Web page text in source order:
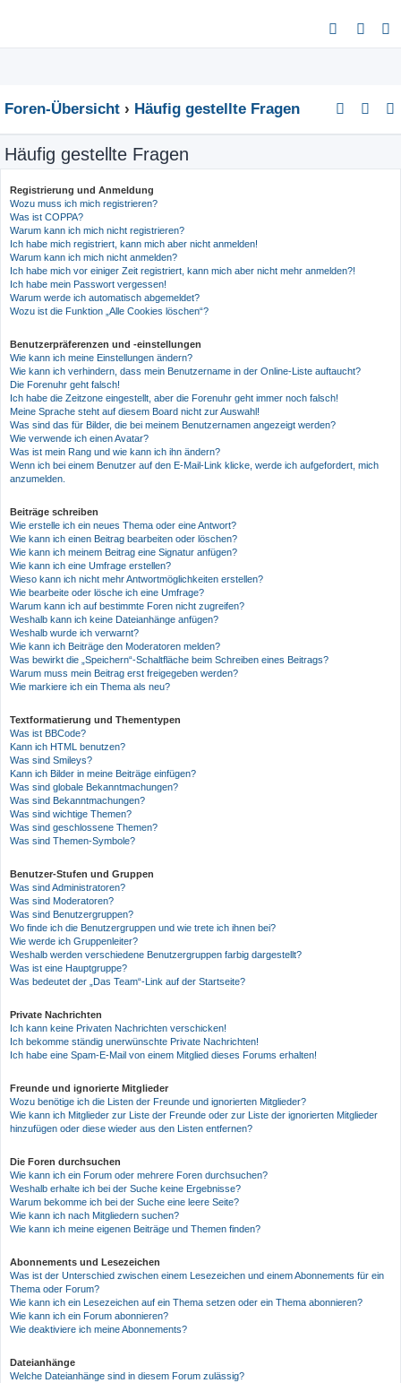
u
e
Foren-Übersicht Häufig gestellte Fragen
Häufig gestellte Fragen
Registrierung und Anmeldung
Wozu muss ich mich registrieren?
Was ist COPPA?
Warum kann ich mich nicht registrieren?
Ich habe mich registriert, kann mich aber nicht anmelden!
Warum kann ich mich nicht anmelden?
Ich habe mich vor einiger Zeit registriert, kann mich aber nicht mehr anmelden?!
Ich habe mein Passwort vergessen!
Warum werde ich automatisch abgemeldet?
Wozu ist die Funktion „Alle Cookies löschen“?
Benutzerpräferenzen und -einstellungen
Wie kann ich meine Einstellungen ändern?
Wie kann ich verhindern, dass mein Benutzername in der Online-Liste auftaucht?
Die Forenuhr geht falsch!
Ich habe die Zeitzone eingestellt, aber die Forenuhr geht immer noch falsch!
Meine Sprache steht auf diesem Board nicht zur Auswahl!
Was sind das für Bilder, die bei meinem Benutzernamen angezeigt werden?
Wie verwende ich einen Avatar?
Was ist mein Rang und wie kann ich ihn ändern?
Wenn ich bei einem Benutzer auf den E-Mail-Link klicke, werde ich aufgefordert, mich
anzumelden.
Beiträge schreiben
Wie erstelle ich ein neues Thema oder eine Antwort?
Wie kann ich einen Beitrag bearbeiten oder löschen?
Wie kann ich meinem Beitrag eine Signatur anfügen?
Wie kann ich eine Umfrage erstellen?
Wieso kann ich nicht mehr Antwortmöglichkeiten erstellen?
Wie bearbeite oder lösche ich eine Umfrage?
Warum kann ich auf bestimmte Foren nicht zugreifen?
Weshalb kann ich keine Dateianhänge anfügen?
Weshalb wurde ich verwarnt?
Wie kann ich Beiträge den Moderatoren melden?
Was bewirkt die „Speichern“-Schaltfläche beim Schreiben eines Beitrags?
Warum muss mein Beitrag erst freigegeben werden?
Wie markiere ich ein Thema als neu?
Textformatierung und Thementypen
Was ist BBCode?
Kann ich HTML benutzen?
Was sind Smileys?
Kann ich Bilder in meine Beiträge einfügen?
Was sind globale Bekanntmachungen?
Was sind Bekanntmachungen?
Was sind wichtige Themen?
Was sind geschlossene Themen?
Was sind Themen-Symbole?
Benutzer-Stufen und Gruppen
Was sind Administratoren?
Was sind Moderatoren?
Was sind Benutzergruppen?
Wo finde ich die Benutzergruppen und wie trete ich ihnen bei?
Wie werde ich Gruppenleiter?
Weshalb werden verschiedene Benutzergruppen farbig dargestellt?
Was ist eine Hauptgruppe?
Was bedeutet der „Das Team“-Link auf der Startseite?
Private Nachrichten
Ich kann keine Privaten Nachrichten verschicken!
Ich bekomme ständig unerwünschte Private Nachrichten!
Ich habe eine Spam-E-Mail von einem Mitglied dieses Forums erhalten!
Freunde und ignorierte Mitglieder
Wozu benötige ich die Listen der Freunde und ignorierten Mitglieder?
Wie kann ich Mitglieder zur Liste der Freunde oder zur Liste der ignorierten Mitglieder
hinzufügen oder diese wieder aus den Listen entfernen?
Die Foren durchsuchen
Wie kann ich ein Forum oder mehrere Foren durchsuchen?
Weshalb erhalte ich bei der Suche keine Ergebnisse?
Warum bekomme ich bei der Suche eine leere Seite?
Wie kann ich nach Mitgliedern suchen?
Wie kann ich meine eigenen Beiträge und Themen finden?
Abonnements und Lesezeichen
Was ist der Unterschied zwischen einem Lesezeichen und einem Abonnements für ein
Thema oder Forum?
Wie kann ich ein Lesezeichen auf ein Thema setzen oder ein Thema abonnieren?
Wie kann ich ein Forum abonnieren?
Wie deaktiviere ich meine Abonnements?
Dateianhänge
Welche Dateianhänge sind in diesem Forum zulässig?